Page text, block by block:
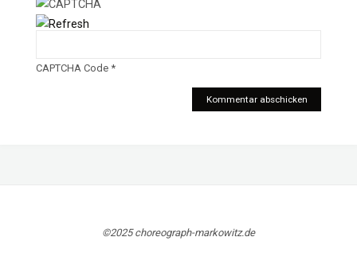
CAPTCHA Code*
©2025 choreograph-markowitz.de